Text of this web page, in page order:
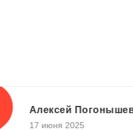
Алексей Погонышев
17 июня 2025